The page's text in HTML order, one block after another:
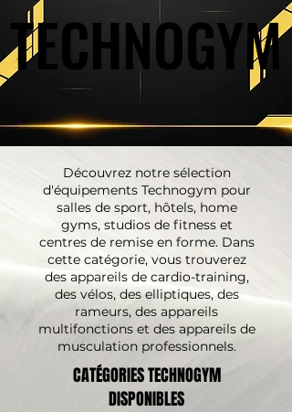
TECHNOGYM
TECHNOGYM
Découvrez notre sélection
d'équipements Technogym pour
salles de sport, hôtels, home
gyms, studios de fitness et
centres de remise en forme. Dans
cette catégorie, vous trouverez
des appareils de cardio-training,
des vélos, des elliptiques, des
rameurs, des appareils
multifonctions et des appareils de
musculation professionnels.
CATÉGORIES TECHNOGYM
DISPONIBLES